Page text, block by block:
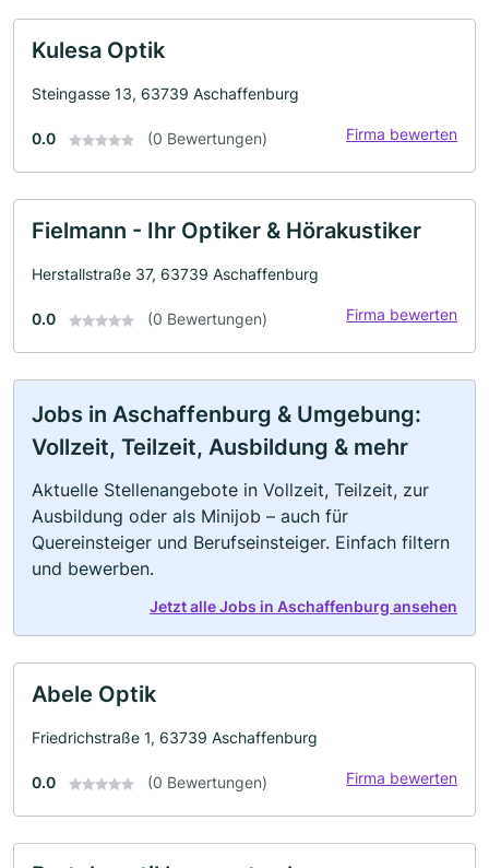
Kulesa Optik
Steingasse 13, 63739 Aschaffenburg
0.0 (0 Bewertungen) Firma bewerten
Fielmann - Ihr Optiker & Hörakustiker
Herstallstraße 37, 63739 Aschaffenburg
0.0 (0 Bewertungen) Firma bewerten
Jobs in Aschaffenburg & Umgebung:
Vollzeit, Teilzeit, Ausbildung & mehr
Aktuelle Stellenangebote in Vollzeit, Teilzeit, zur
Ausbildung oder als Minijob – auch für
Quereinsteiger und Berufseinsteiger. Einfach filtern
und bewerben.
Jetzt alle Jobs in Aschaffenburg ansehen
Abele Optik
Friedrichstraße 1, 63739 Aschaffenburg
0.0 (0 Bewertungen) Firma bewerten